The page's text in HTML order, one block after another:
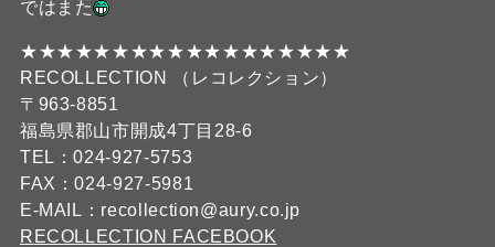
ではまた
★★★★★★★★★★★★★★★★★★
RECOLLECTION （レコレクション）
〒963-8851
福島県郡山市開成4丁目28-6
TEL：024-927-5753
FAX：024-927-5981
E-MAIL：recollection@aury.co.jp
RECOLLECTION FACEBOOK